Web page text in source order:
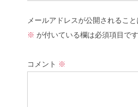
メールアドレスが公開されること
※ が付いている欄は必須項目です
コメント ※